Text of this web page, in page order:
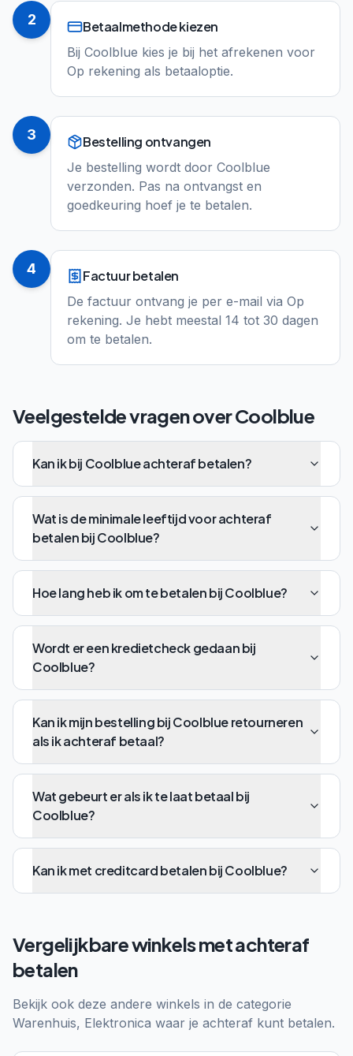
2 Betaalmethode kiezen
Bij Coolblue kies je bij het afrekenen voor
Op rekening als betaaloptie.
3 Bestelling ontvangen
Je bestelling wordt door Coolblue
verzonden. Pas na ontvangst en
goedkeuring hoef je te betalen.
4 Factuur betalen
De factuur ontvang je per e-mail via Op
rekening. Je hebt meestal 14 tot 30 dagen
om te betalen.
Veelgestelde vragen overCoolblue
Kan ik bij Coolblue achteraf betalen?
Wat is de minimale leeftijd voor achteraf
betalen bij Coolblue?
Hoe lang heb ik om te betalen bij Coolblue?
Wordt er een kredietcheck gedaan bij
Coolblue?
Kan ik mijn bestelling bij Coolblue retourneren
als ik achteraf betaal?
Wat gebeurt er als ik te laat betaal bij
Coolblue?
Kan ik met creditcard betalen bij Coolblue?
Vergelijkbare winkels met achteraf
betalen
Bekijk ook deze andere winkels in de categorie
Warenhuis, Elektronica waar je achteraf kunt betalen.